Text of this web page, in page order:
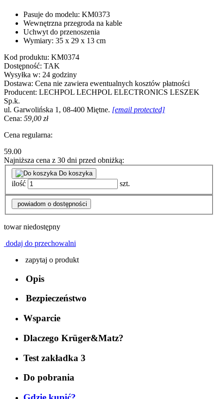
Pasuje do modelu: KM0373
Wewnętrzna przegroda na kable
Uchwyt do przenoszenia
Wymiary: 35 x 29 x 13 cm
Kod produktu: KM0374
Dostępność: TAK
Wysyłka w: 24 godziny
Dostawa: Cena nie zawiera ewentualnych kosztów płatności
Producent: LECHPOL LECHPOL ELECTRONICS LESZEK
Sp.k.
ul. Garwolińska 1, 08-400 Miętne. [email protected]
Cena: 59,00 zł
Cena regularna:
59.00
Najniższa cena z 30 dni przed obniżką:
Do koszyka
ilość szt.
powiadom o dostępności
towar niedostępny
dodaj do przechowalni
zapytaj o produkt
Opis
Bezpieczeństwo
Wsparcie
Dlaczego Krüger&Matz?
Test zakładka 3
Do pobrania